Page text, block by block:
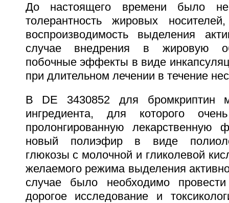
До настоящего времени было
толерантность жировых
воспроизводимость выделения
случае внедрения в жировую
побочные эффекты в виде
при длительном лечении в течение
В DE 3430852 для бромкриптин
ингредиента, для которого
пролонгированную лекарственную
новый полиэфир в виде
глюкозы с молочной и гликолевой
желаемого режима выделения
случае было необходимо
дорогое исследование и